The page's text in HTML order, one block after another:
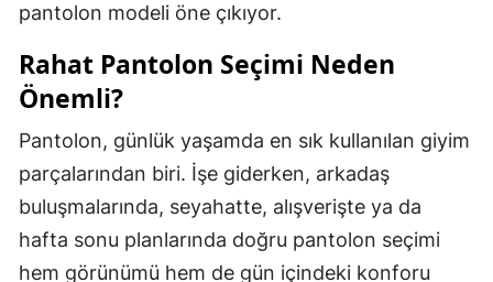
pantolon modeli öne çıkıyor.
Rahat Pantolon Seçimi Neden
Önemli?
Pantolon, günlük yaşamda en sık kullanılan giyim
parçalarından biri. İşe giderken, arkadaş
buluşmalarında, seyahatte, alışverişte ya da
hafta sonu planlarında doğru pantolon seçimi
hem görünümü hem de gün içindeki konforu